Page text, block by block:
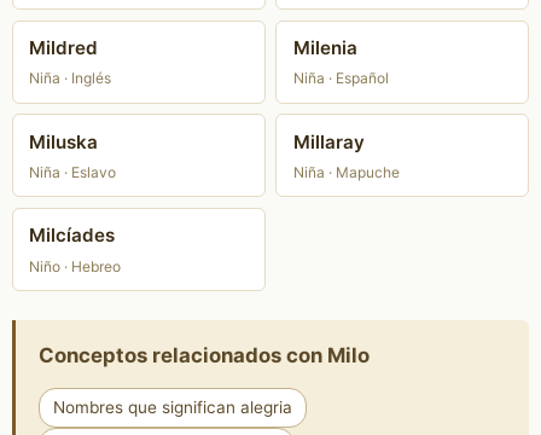
Mildred
Niña · Inglés
Milenia
Niña · Español
Miluska
Niña · Eslavo
Millaray
Niña · Mapuche
Milcíades
Niño · Hebreo
Conceptos relacionados con Milo
Nombres que significan alegria